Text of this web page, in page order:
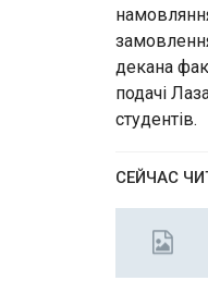
декана
подачі
студентів.
СЕЙЧАС